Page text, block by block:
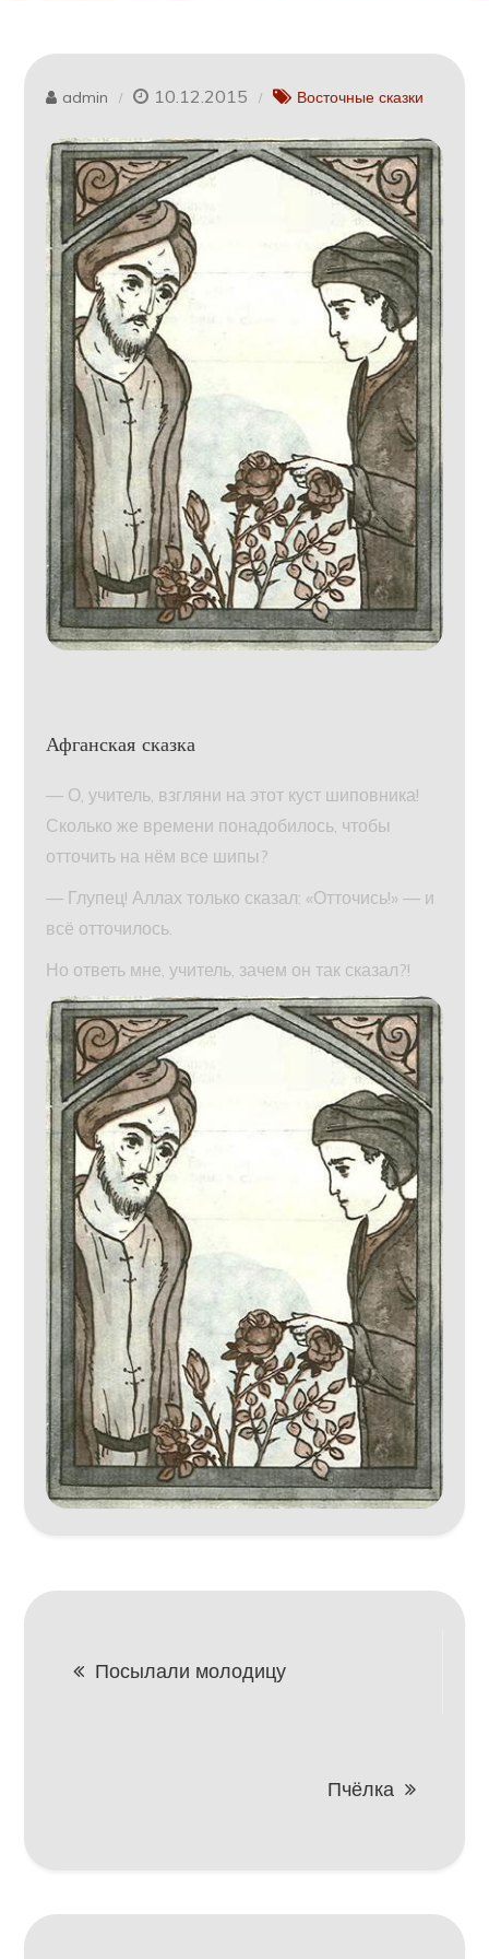
admin 10.12.2015 Восточные сказки
Афганская сказка
— О, учитель, взгляни на этот куст шиповника!
Сколько же времени понадобилось, чтобы
отточить на нём все шипы?
— Глупец! Аллах только сказал: «Отточись!» — и
всё отточилось.
Но ответь мне, учитель, зачем он так сказал?!
Навигация
Посылали молодицу
Пчёлка